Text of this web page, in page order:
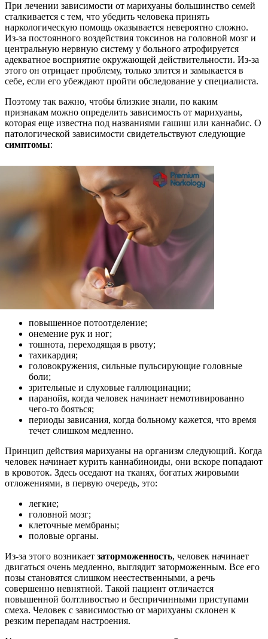
При лечении зависимости от марихуаны большинство семей
сталкивается с тем, что убедить человека принять
наркологическую помощь оказывается невероятно сложно.
Из-за постоянного воздействия токсинов на головной мозг и
центральную нервную систему у больного атрофируется
адекватное восприятие окружающей действительности. Из-за
этого он отрицает проблему, только злится и замыкается в
себе, если его убеждают пройти обследование у специалиста.
Поэтому так важно, чтобы близкие знали, по каким
признакам можно определить зависимость от марихуаны,
которая еще известна под названиями гашиш или каннабис. О
патологической зависимости свидетельствуют следующие
симптомы:
повышенное потоотделение;
онемение рук и ног;
тошнота, переходящая в рвоту;
тахикардия;
головокружения, сильные пульсирующие головные
боли;
зрительные и слуховые галлюцинации;
паранойя, когда человек начинает немотивированно
чего-то бояться;
периоды зависания, когда больному кажется, что время
течет слишком медленно.
Принцип действия марихуаны на организм следующий. Когда
человек начинает курить каннабиноиды, они вскоре попадают
в кровоток. Здесь оседают на тканях, богатых жировыми
отложениями, в первую очередь, это:
легкие;
головной мозг;
клеточные мембраны;
половые органы.
Из-за этого возникает заторможенность, человек начинает
двигаться очень медленно, выглядит заторможенным. Все его
позы становятся слишком неестественными, а речь
совершенно невнятной. Такой пациент отличается
повышенной болтливостью и беспричинными приступами
смеха. Человек с зависимостью от марихуаны склонен к
резким перепадам настроения.